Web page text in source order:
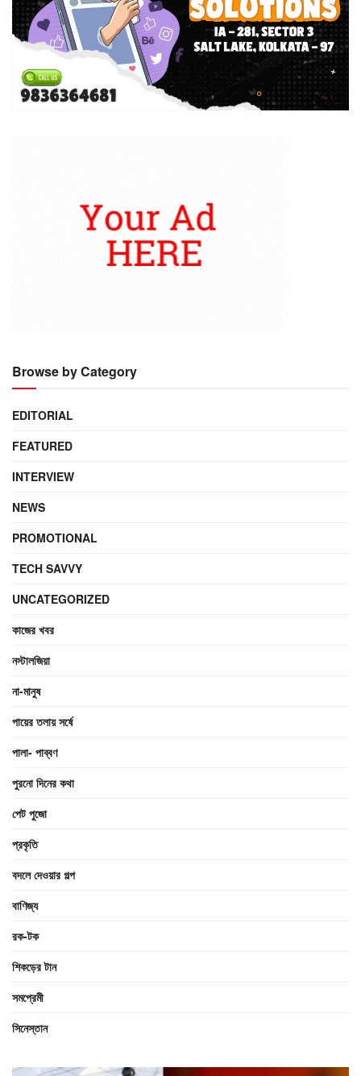
Browse by Category
EDITORIAL
FEATURED
INTERVIEW
NEWS
PROMOTIONAL
TECH SAVVY
UNCATEGORIZED
কাজের খবর
নস্টালজিয়া
না-মানুষ
পায়ের তলায় সর্ষে
পালা- পাব্বণ
পুরনো দিনের কথা
পেট পুজো
প্রকৃতি
বদলে দেওয়ার গল্প
বাণিজ্য
রক-টক
শিকড়ের টান
সমপ্রেমী
সিনেস্তান